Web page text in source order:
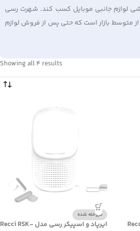
لوازم جانبی موبایل کسب کند. شهرت رسی
از متوسط بازار است که حتی پس از فروش لوازم
Showing all 4 results
فروخته شده
ایرپاد و اسپیکر رسی مدل Recci RSK-